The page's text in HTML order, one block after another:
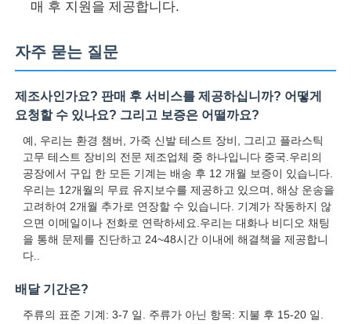
매 후 지원을 제공합니다.
자주 묻는 질문
제조사인가요? 판매 후 서비스를 제공하십니까? 어떻게
요청할 수 있나요? 그리고 보증은 어떨까요?
예, 우리는 환경 챔버, 가죽 신발 테스트 장비, 그리고 플라스틱
고무 테스트 장비의 전문 제조업체 중 하나입니다 중국.우리의
공장에서 구입 한 모든 기계는 배송 후 12 개월 보증이 있습니다.
우리는 12개월의 무료 유지보수를 제공하고 있으며, 해상 운송을
고려하여 2개월 추가로 연장할 수 있습니다. 기계가 작동하지 않
으면 이메일이나 전화로 연락하세요.우리는 대화나 비디오 채팅
을 통해 문제를 진단하고 24~48시간 이내에 해결책을 제공합니
다..
배달 기간은?
주류의 표준 기계: 3-7 일. 주류가 아닌 항목: 지불 후 15-20 일.